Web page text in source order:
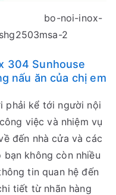
inox-
2
304 Sunhouse
nấu ăn của chị em
phải kể tới người nội
việc và nhiệm vụ
đến nhà cửa và các
không còn nhiều
tin quan hệ đến
tiết từ nhãn hàng